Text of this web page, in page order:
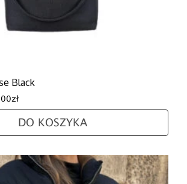
Black
złZakres cen: od 279.00zł do 289.00zł
DO KOSZYKA